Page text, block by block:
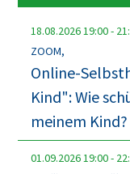
18.08.202619:00-
ZOOM,
Online-
Kind": Wie
meinem Kind?
01.09.202619:00-